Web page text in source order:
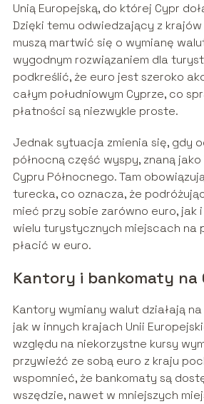
Unią Europejską, do której Cypr
Dzięki temu odwiedzający z
muszą martwić się o wymianę
wygodnym rozwiązaniem dla
podkreślić, że euro jest szeroko
całym południowym Cyprze, co
płatności są niezwykle proste.
Jednak sytuacja zmienia się, gdy
północną część wyspy, znaną
Cypru Północnego. Tam
turecka, co oznacza, że
mieć przy sobie zarówno euro, jak
wielu turystycznych miejscach na
płacić w euro.
Kantory i bankomaty na
Kantory wymiany walut działają
jak w innych krajach Unii
względu na niekorzystne kursy
przywieźć ze sobą euro z kraju
wspomnieć, że bankomaty są
wszędzie, nawet w mniejszych